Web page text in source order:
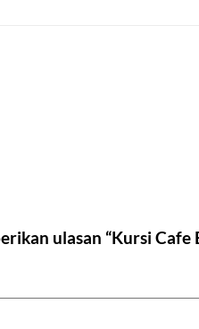
ulasan “Kursi Cafe